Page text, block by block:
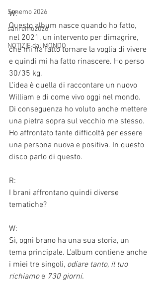
Sanemo 2026
sanremo2026
NOTIZIE dal MONDO
W:
Questo album nasce quando ho fatto,
nel 2021, un intervento per dimagrire,
che mi ha fatto tornare la voglia di vivere
e quindi mi ha fatto rinascere. Ho perso
30/35 kg.
L'idea è quella di raccontare un nuovo
William e di come vivo oggi nel mondo.
Di conseguenza ho voluto anche mettere
una pietra sopra sul vecchio me stesso.
Ho affrontato tante difficoltà per essere
una persona nuova e positiva. In questo
disco parlo di questo.
R:
I brani affrontano quindi diverse
tematiche?
W:
Sì, ogni brano ha una sua storia, un
tema principale. L'album contiene anche
i miei tre singoli, odiare tanto, il tuo
richiamo e 730 giorni.